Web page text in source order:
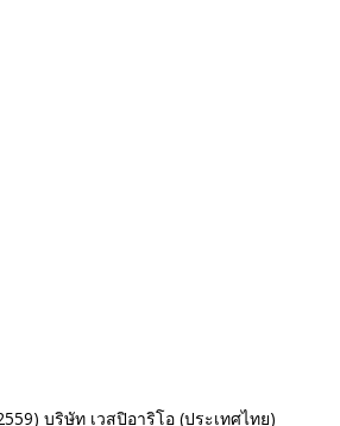
บริษัท เวสปิอาริโอ (ประเทศไทย)